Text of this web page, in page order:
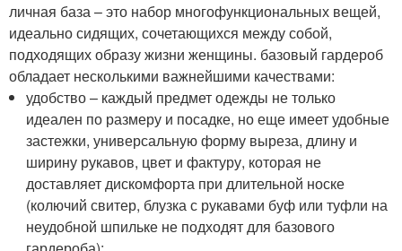
личная база – это набор многофункциональных вещей,
идеально сидящих, сочетающихся между собой,
подходящих образу жизни женщины. базовый гардероб
обладает несколькими важнейшими качествами:
удобство – каждый предмет одежды не только
идеален по размеру и посадке, но еще имеет удобные
застежки, универсальную форму выреза, длину и
ширину рукавов, цвет и фактуру, которая не
доставляет дискомфорта при длительной носке
(колючий свитер, блузка с рукавами буф или туфли на
неудобной шпильке не подходят для базового